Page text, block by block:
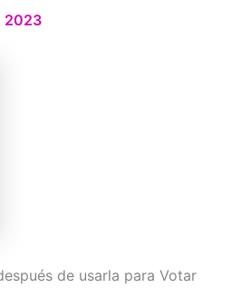
2023
de usarla para Votar